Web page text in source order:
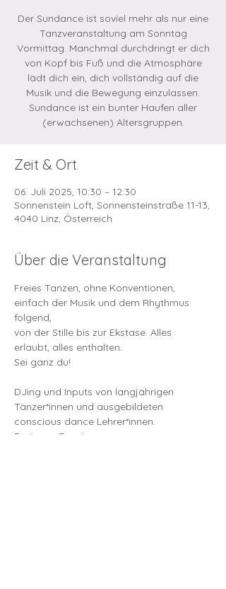
Der Sundance ist soviel mehr als nur eine
Tanzveranstaltung am Sonntag
Vormittag. Manchmal durchdringt er dich
von Kopf bis Fuß und die Atmosphäre
lädt dich ein, dich vollständig auf die
Musik und die Bewegung einzulassen.
Sundance ist ein bunter Haufen aller
Zeit & Ort
06. Juli 2025, 10:30 – 12:30
Sonnenstein Loft, Sonnensteinstraße 11-13,
4040 Linz, Österreich
Über die Veranstaltung
Freies Tanzen, ohne Konventionen,
einfach der Musik und dem Rhythmus
folgend,
von der Stille bis zur Ekstase. Alles
erlaubt, alles enthalten.
Sei ganz du!
DJing und Inputs von langjährigen
Tänzer*innen und ausgebildeten
conscious dance Lehrer*innen.
Preis pro Termin: